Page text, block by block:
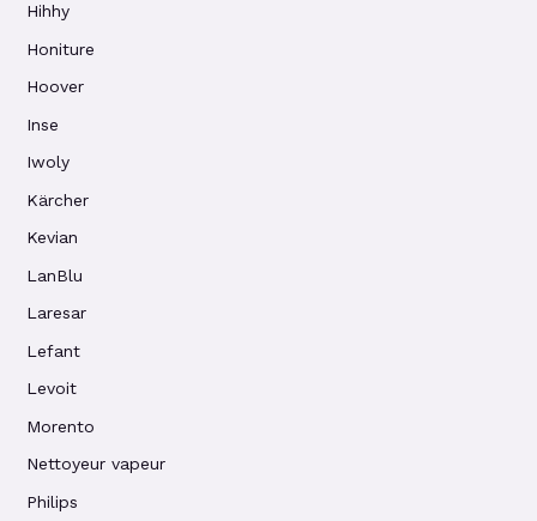
Hihhy
Honiture
Hoover
Inse
Iwoly
Kärcher
Kevian
LanBlu
Laresar
Lefant
Levoit
Morento
Nettoyeur vapeur
Philips